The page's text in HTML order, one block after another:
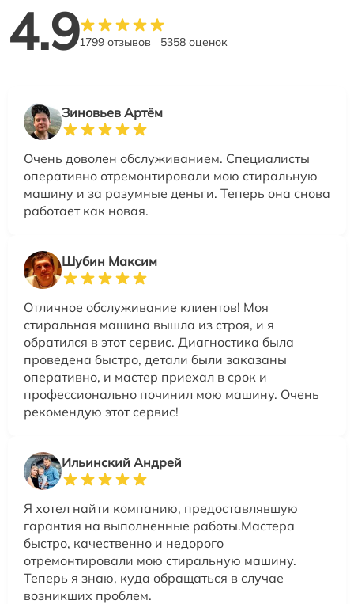
4.91799 отзывов 5358 оценок
Зиновьев Артём
Очень доволен обслуживанием. Специалисты
оперативно отремонтировали мою стиральную
машину и за разумные деньги. Теперь она снова
работает как новая.
Шубин Максим
Отличное обслуживание клиентов! Моя
стиральная машина вышла из строя, и я
обратился в этот сервис. Диагностика была
проведена быстро, детали были заказаны
оперативно, и мастер приехал в срок и
профессионально починил мою машину. Очень
рекомендую этот сервис!
Ильинский Андрей
Я хотел найти компанию, предоставлявшую
гарантия на выполненные работы.Мастера
быстро, качественно и недорого
отремонтировали мою стиральную машину.
Теперь я знаю, куда обращаться в случае
возникших проблем.